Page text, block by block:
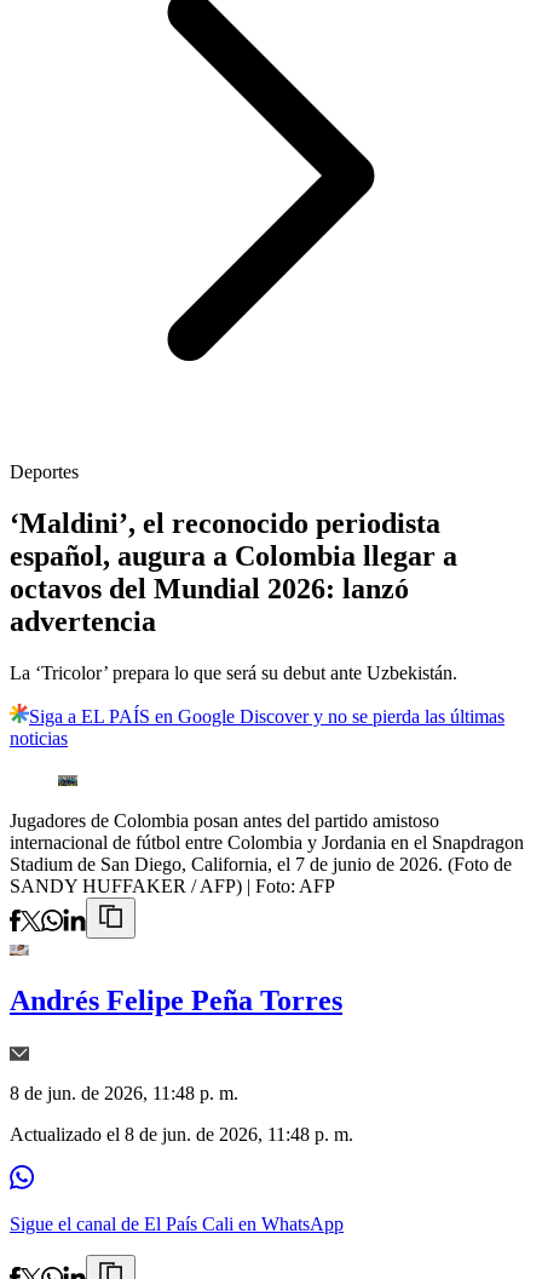
Deportes
‘Maldini’, el reconocido periodista
español, augura a Colombia llegar a
octavos del Mundial 2026: lanzó
advertencia
La ‘Tricolor’ prepara lo que será su debut ante Uzbekistán.
Siga a EL PAÍS en Google Discover y no se pierda las últimas
noticias
Jugadores de Colombia posan antes del partido amistoso
internacional de fútbol entre Colombia y Jordania en el Snapdragon
Stadium de San Diego, California, el 7 de junio de 2026. (Foto de
SANDY HUFFAKER / AFP) | Foto: AFP
Andrés Felipe Peña Torres
8 de jun. de 2026, 11:48 p. m.
Actualizado el 8 de jun. de 2026, 11:48 p. m.
Sigue el canal de El País Cali en WhatsApp